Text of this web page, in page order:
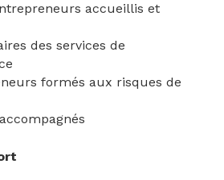
accueillis et
des services de
formés aux risques de